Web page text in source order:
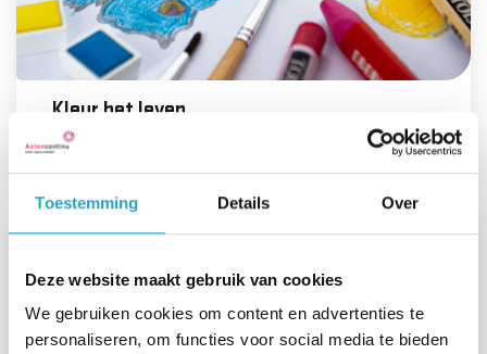
Toestemming Details Over
Deze website maakt gebruik van cookies
We gebruiken cookies om content en advertenties te
personaliseren, om functies voor social media te bieden
Kleur het leven
Lees meer